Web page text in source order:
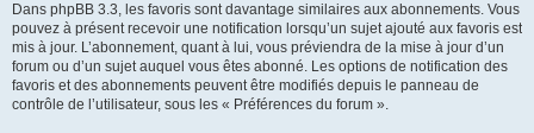
Dans phpBB 3.3, les favoris sont davantage similaires aux abonnements. Vous
pouvez à présent recevoir une notification lorsqu’un sujet ajouté aux favoris est
mis à jour. L’abonnement, quant à lui, vous préviendra de la mise à jour d’un
forum ou d’un sujet auquel vous êtes abonné. Les options de notification des
favoris et des abonnements peuvent être modifiés depuis le panneau de
contrôle de l’utilisateur, sous les « Préférences du forum ».